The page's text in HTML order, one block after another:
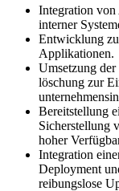
Integration
interner
Entwicklung
Applikationen.
Umsetzung
löschung zur
Bereitstellung
Sicherstellung
hoher
Integration
Deployment
reibungslose